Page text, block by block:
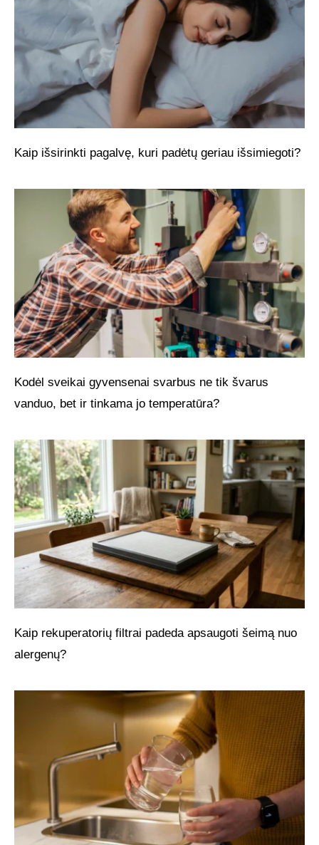
Kaip išsirinkti pagalvę, kuri padėtų geriau išsimiegoti?
Kodėl sveikai gyvensenai svarbus ne tik švarus
vanduo, bet ir tinkama jo temperatūra?
Kaip rekuperatorių filtrai padeda apsaugoti šeimą nuo
alergenų?